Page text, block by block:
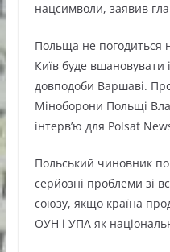
нацсимволи, заявив
Польща не погодиться
Київ буде вшановувати
довподоби Варшаві.
Міноборони Польщі
інтерв’ю для Polsat
Польський чиновник
серйозні проблеми зі
союзу, якщо країна
ОУН і УПА як